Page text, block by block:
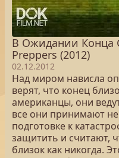
В Ожидании Конца
Preppers (2012)
02.12.2012
Над миром нависла
верят, что конец
американцы, они
все они принимают
подготовке к
защитить и считают,
близок как никогда.